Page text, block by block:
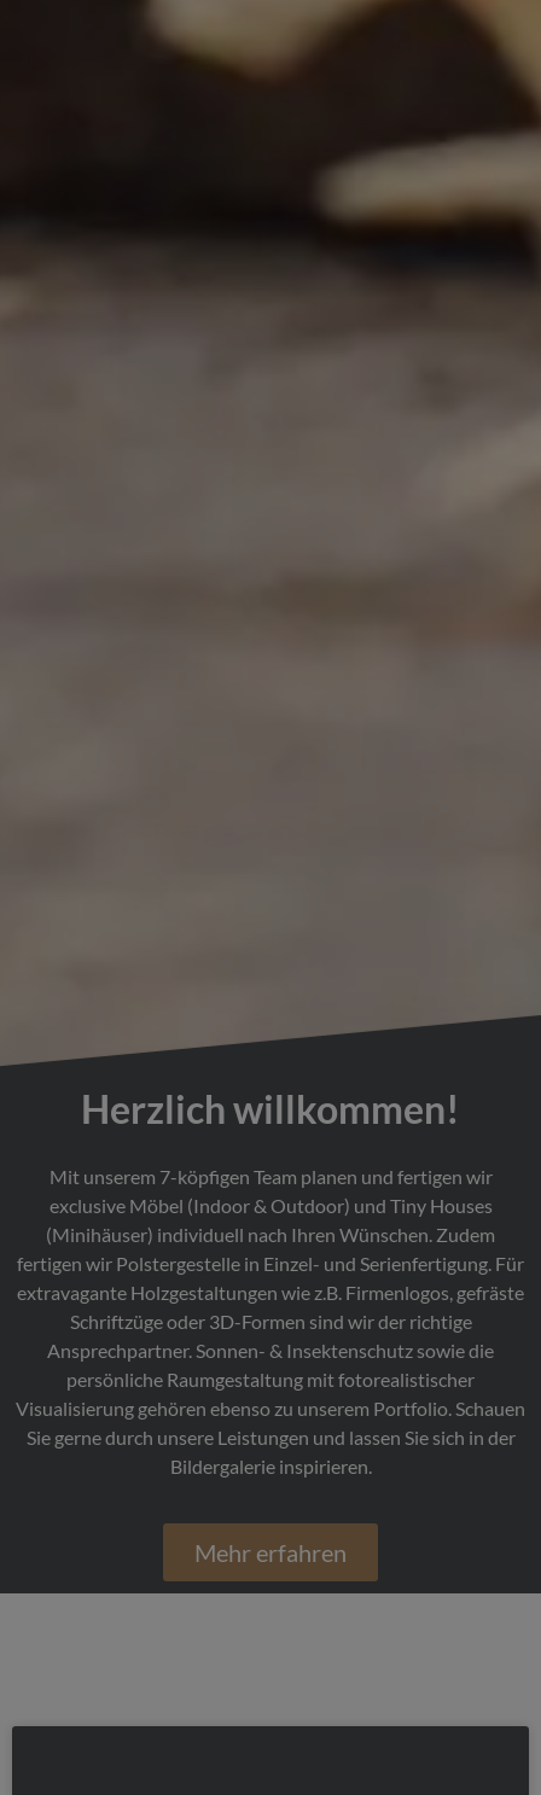
Herzlich willkommen!
Mit unserem 7-köpfigen Team planen und fertigen wir
exclusive Möbel (Indoor & Outdoor) und Tiny Houses
(Minihäuser) individuell nach Ihren Wünschen. Zudem
fertigen wir Polstergestelle in Einzel- und Serienfertigung. Für
extravagante Holzgestaltungen wie z.B. Firmenlogos, gefräste
Schriftzüge oder 3D-Formen sind wir der richtige
Ansprechpartner. Sonnen- & Insektenschutz sowie die
persönliche Raumgestaltung mit fotorealistischer
Visualisierung gehören ebenso zu unserem Portfolio. Schauen
Sie gerne durch unsere Leistungen und lassen Sie sich in der
Bildergalerie inspirieren.
Mehr erfahren